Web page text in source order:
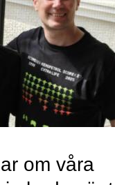
om våra